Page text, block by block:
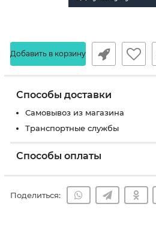
Добавить в корзину
Способы доставки
Самовывоз из магазина
Транспортные службы
Способы оплаты
Поделиться: